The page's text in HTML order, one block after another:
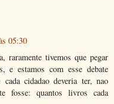
05:30
raramente tivemos que pegar
e estamos com esse debate
cada cidadao deveria ter, nao
fosse: quantos livros cada